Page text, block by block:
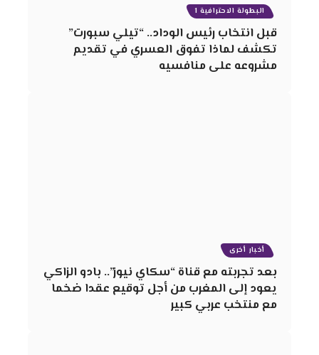
البطولة الاحترافية 1
قبل انتخاب رئيس الوداد.. “تيلي سبورت”
تكشف لماذا تفوق العسري في تقديم
مشروعه على منافسيه
أخبار أخرى
بعد تجربته مع قناة “سكاي نيوز”.. بادو الزاكي
يعود إلى المغرب من أجل توقيع عقدا ضخما
مع منتخب عربي كبير